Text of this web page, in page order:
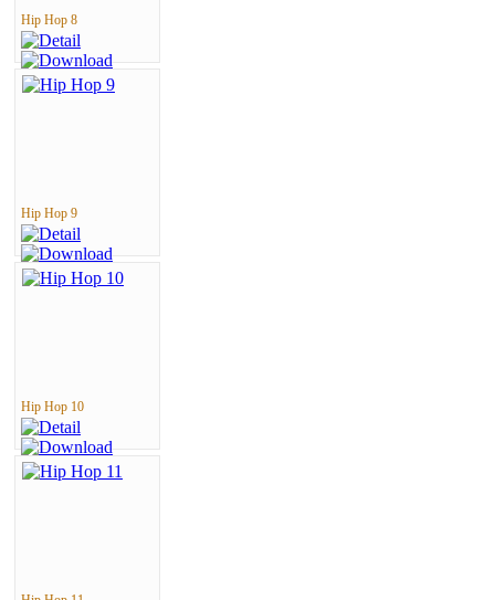
Hip Hop 8
Hip Hop 9
Hip Hop 10